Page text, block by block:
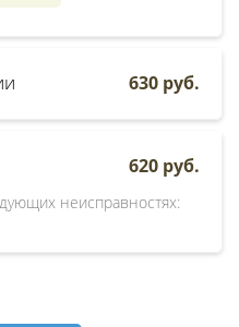
630 руб.
неисправностях:
620 руб.